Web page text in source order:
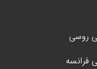
روسی
فرانسه